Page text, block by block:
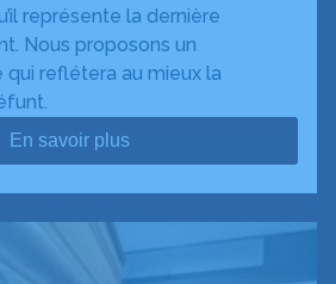
représente la dernière
Nous proposons un
reflétera au mieux la
En savoir plus